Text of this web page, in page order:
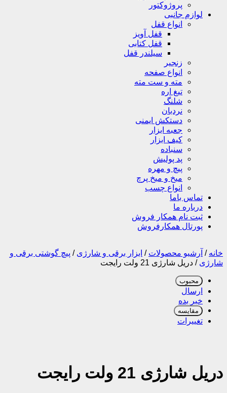
پروژوکتور
لوازم جانبی
انواع قفل
قفل آویز
قفل کتابی
سیلندر قفل
زنجیر
انواع صفحه
مته و ست مته
تیغ اره
شلنگ
نردبان
دستکش ایمنی
جعبه ابزار
کیف ابزار
سنباده
پد پولیش
پیچ و مهره
میخ و میخ پرچ
انواع چسب
تماس باما
درباره ما
ثبت نام همکار فروش
پورتال همکارفروش
خانه / آرشیو محصولات / ابزار برقی و شارژی / پیچ گوشتی برقی و
شارژی / دریل شارژی 21 ولت رایجت
محبوب
ارسال
خبر بده
مقایسه
تغییرات
دریل شارژی 21 ولت رایجت